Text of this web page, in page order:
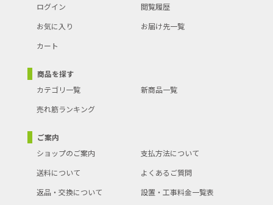
ログイン
閲覧履歴
お気に入り
お届け先一覧
カート
商品を探す
カテゴリ一覧
新商品一覧
売れ筋ランキング
ご案内
ショップのご案内
支払方法について
送料について
よくあるご質問
返品・交換について
設置・工事料金一覧表